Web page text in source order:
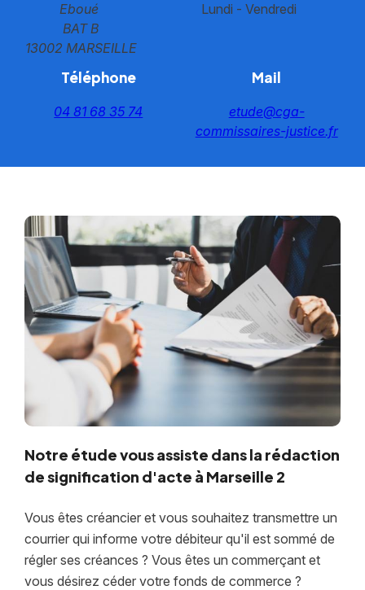
Eboué
BAT B
13002 MARSEILLE
Lundi - Vendredi
Téléphone
04 81 68 35 74
Mail
etude@cga-
commissaires-justice.fr
Notre étude vous assiste dans la rédaction
de signification d'acte à Marseille 2
Vous êtes créancier et vous souhaitez transmettre un
courrier qui informe votre débiteur qu'il est sommé de
régler ses créances ? Vous êtes un commerçant et
vous désirez céder votre fonds de commerce ?